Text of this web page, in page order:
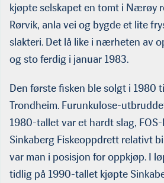
kjøpte selskapet en tomt i Nærøy
Rørvik, anla vei og bygde et lite
slakteri. Det lå like i nærheten av
og sto ferdig i januar 1983.
Den første fisken ble solgt i 1980
Trondheim. Furunkulose-
1980-tallet var et hardt slag,
Sinkaberg Fiskeoppdrett relativt
var man i posisjon for oppkjøp. I
tidlig på 1990-tallet kjøpte